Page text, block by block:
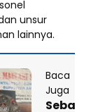
unsur
lainnya.
Baca
Juga
Seba